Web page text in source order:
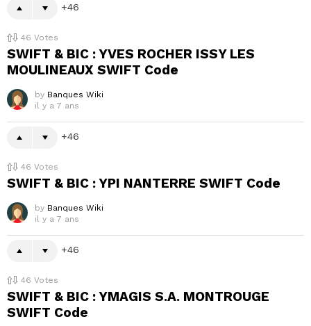
46
46 Votes
SWIFT & BIC : YVES ROCHER ISSY LES
MOULINEAUX SWIFT Code
by Banques Wiki
il y a 7 ans
46
46 Votes
SWIFT & BIC : YPI NANTERRE SWIFT Code
by Banques Wiki
il y a 7 ans
46
46 Votes
SWIFT & BIC : YMAGIS S.A. MONTROUGE
SWIFT Code